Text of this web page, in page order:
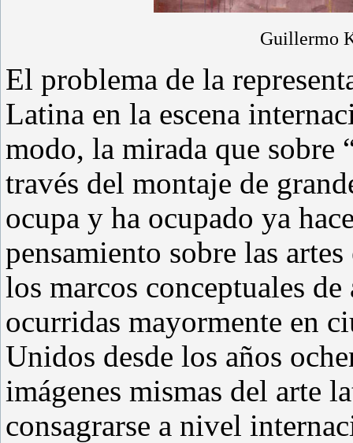
Guillermo
El problema de la
Latina en la escena
modo, la mirada que sobre
través del montaje de
ocupa y ha ocupado ya
pensamiento sobre las
los marcos conceptuales
ocurridas mayormente en
Unidos desde los años
imágenes mismas del arte
consagrarse a nivel